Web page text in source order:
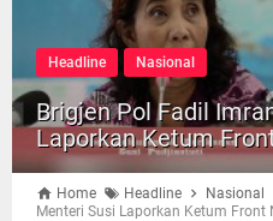
Headline Nasional
Brigjen Pol Fadil
Laporkan Ketum
Home Headline Nasional
Menteri Susi Laporkan Ketum Front